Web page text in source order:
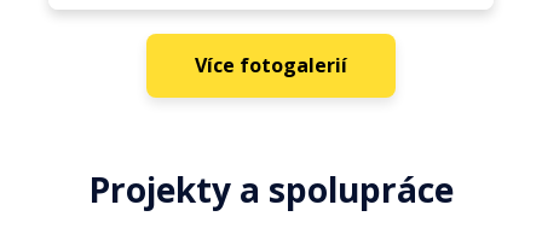
Více fotogalerií
Projekty a spolupráce